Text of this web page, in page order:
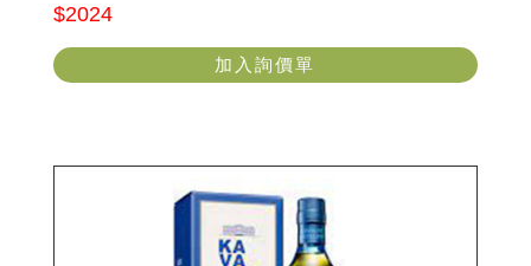
$2024
加入詢價單